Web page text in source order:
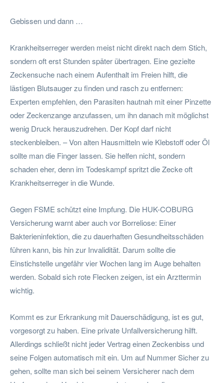
Gebissen und dann …
Krankheitserreger werden meist nicht direkt nach dem Stich,
sondern oft erst Stunden später übertragen. Eine gezielte
Zeckensuche nach einem Aufenthalt im Freien hilft, die
lästigen Blutsauger zu finden und rasch zu entfernen:
Experten empfehlen, den Parasiten hautnah mit einer Pinzette
oder Zeckenzange anzufassen, um ihn danach mit möglichst
wenig Druck herauszudrehen. Der Kopf darf nicht
steckenbleiben. – Von alten Hausmitteln wie Klebstoff oder Öl
sollte man die Finger lassen. Sie helfen nicht, sondern
schaden eher, denn im Todeskampf spritzt die Zecke oft
Krankheitserreger in die Wunde.
Gegen FSME schützt eine Impfung. Die HUK-COBURG
Versicherung warnt aber auch vor Borreliose: Einer
Bakterieninfektion, die zu dauerhaften Gesundheitsschäden
führen kann, bis hin zur Invalidität. Darum sollte die
Einstichstelle ungefähr vier Wochen lang im Auge behalten
werden. Sobald sich rote Flecken zeigen, ist ein Arzttermin
wichtig.
Kommt es zur Erkrankung mit Dauerschädigung, ist es gut,
vorgesorgt zu haben. Eine private Unfallversicherung hilft.
Allerdings schließt nicht jeder Vertrag einen Zeckenbiss und
seine Folgen automatisch mit ein. Um auf Nummer Sicher zu
gehen, sollte man sich bei seinem Versicherer nach dem